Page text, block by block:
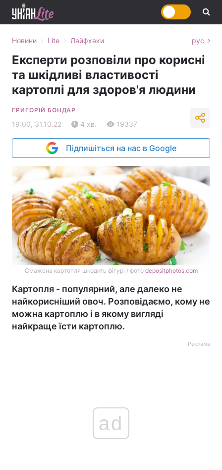
Новини › Lite › Лайфхаки рус
Експерти розповіли про корисні
та шкідливі властивості
картоплі для здоров'я людини
ГРИГОРІЙ БОНДАР
19:00, 31.10.22 4 хв. 19337
Підпишіться на нас в Google
Смажена картопля шкодить фігурі / фото depositphotos.com
Картопля - популярний, але далеко не
найкорисніший овоч. Розповідаємо, кому не
можна картоплю і в якому вигляді
найкраще їсти картоплю.
Реклама
ad